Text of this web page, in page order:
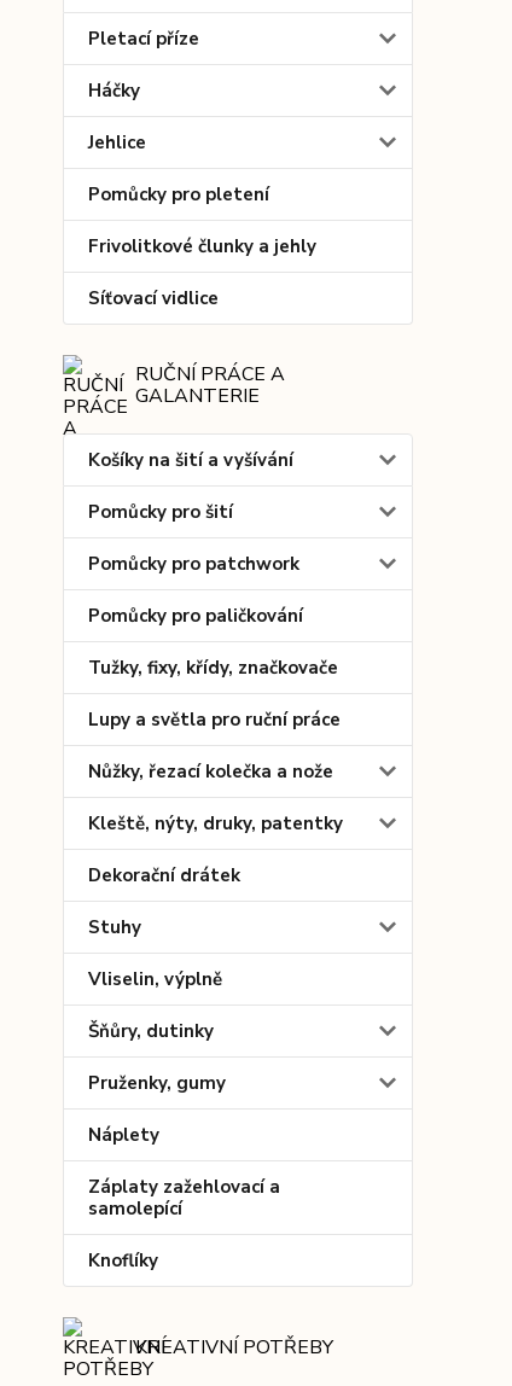
Pletací příze
Háčky
Jehlice
Pomůcky pro pletení
Frivolitkové člunky a jehly
Síťovací vidlice
RUČNÍ PRÁCE A
GALANTERIE
Košíky na šití a vyšívání
Pomůcky pro šití
Pomůcky pro patchwork
Pomůcky pro paličkování
Tužky, fixy, křídy, značkovače
Lupy a světla pro ruční práce
Nůžky, řezací kolečka a nože
Kleště, nýty, druky, patentky
Dekorační drátek
Stuhy
Vliselin, výplně
Šňůry, dutinky
Pruženky, gumy
Náplety
Záplaty zažehlovací a
samolepící
Knoflíky
KREATIVNÍ POTŘEBY